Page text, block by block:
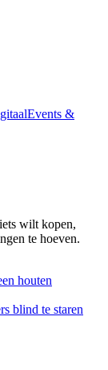
Events &
wilt kopen,
te hoeven.
blind te staren